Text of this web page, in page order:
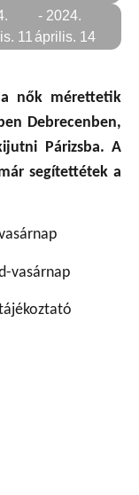
11
- 2024.
április. 14
nők mérettetik
Debrecenben,
Párizsba. A
segítettétek a
vasárnap